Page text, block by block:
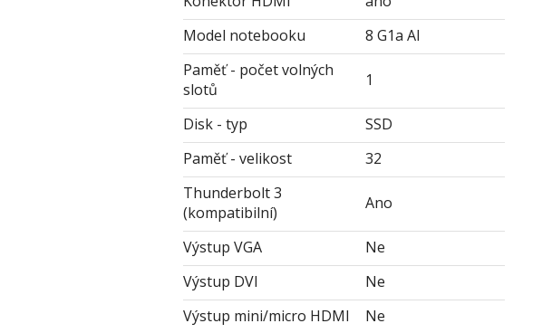
Model notebooku
8 G1a AI
Paměť - počet volných
slotů
1
Disk - typ
SSD
Paměť - velikost
32
Thunderbolt 3
(kompatibilní)
Ano
Výstup VGA
Ne
Výstup DVI
Ne
Výstup mini/micro HDMI
Ne